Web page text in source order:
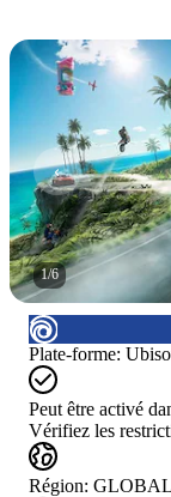
1/6
Plate-forme:
Peut être activé
Vérifiez les
Région: GLOBAL